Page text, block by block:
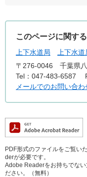
このページに関す
上下水道局 上下水
〒276-0046
千葉県
Tel：047-483-6587
メールでのお問い合わ
PDF形式のファイルをご覧い
derが必要です。
Adobe Readerをお持ちでな
ださい。（無料）